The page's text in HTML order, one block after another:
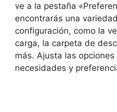
ve a la pestaña
encontrarás una
configuración, como la
carga, la carpeta de
más. Ajusta las
necesidades y